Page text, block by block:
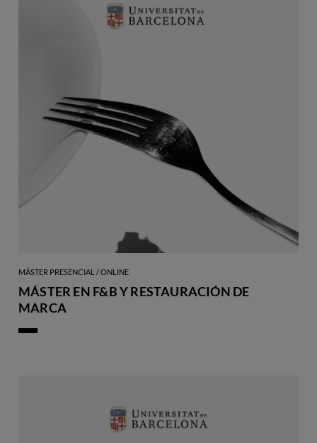
MÁSTER PRESENCIAL / ONLINE
MÁSTER EN F&B Y RESTAURACIÓN DE
MARCA